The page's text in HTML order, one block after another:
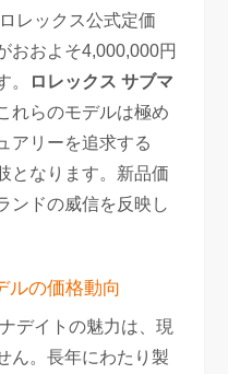
レックス公式定価
おおよそ4,000,000円
。
ロレックス サブマ
れらのモデルは極め
アリーを追求する
となります。新品価
ンドの威信を反映し
ルの価格動向
デイトの魅力は、現
ん。長年にわたり製